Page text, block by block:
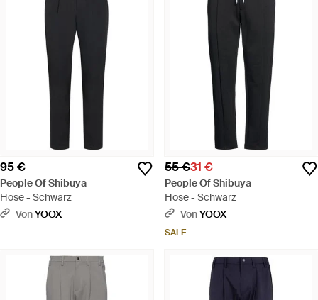
95 €
People Of Shibuya
Hose - Schwarz
VonYOOX
55 €31 €
People Of Shibuya
Hose - Schwarz
VonYOOX
SALE